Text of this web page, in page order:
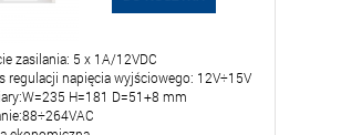
zasilania: 5 x 1A/12VDC
regulacji napięcia wyjściowego: 12V÷15V
H=181 D=51+8 mm